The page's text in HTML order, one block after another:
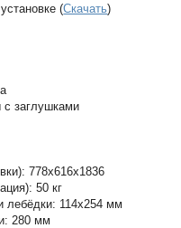
(Скачать)
заглушками
778х616х1836
50 кг
лебёдки: 114х254 мм
280 мм